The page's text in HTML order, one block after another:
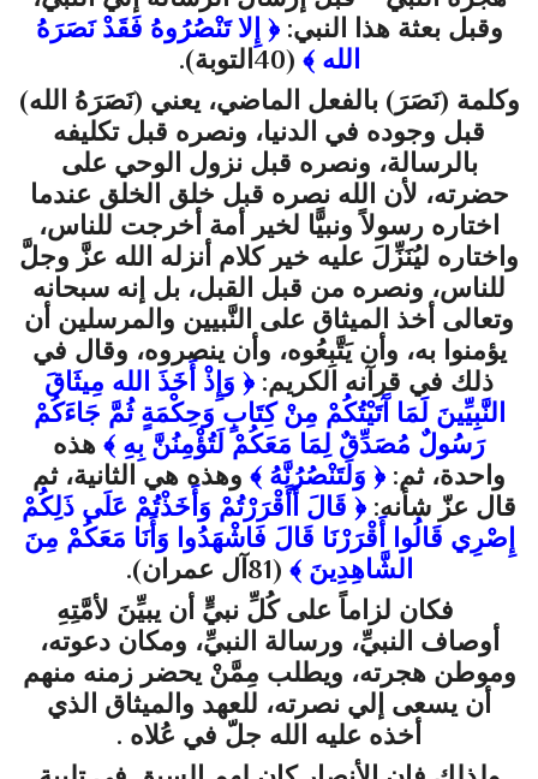
وقبل بعثة هذا النبي:﴿ إِلا تَنْصُرُوهُ فَقَدْ نَصَرَهُ
الله﴾ (40التوبة).
وكلمة (نَصَرَ) بالفعل الماضي، يعني (نَصَرَهُ الله)
قبل وجوده في الدنيا، ونصره قبل تكليفه
بالرسالة، ونصره قبل نزول الوحي على
حضرته، لأن الله نصره قبل خلق الخلق عندما
اختاره رسولاً ونبيًّا لخير أمة أخرجت للناس،
واختاره ليُنَزِّلَ عليه خير كلام أنزله الله عزَّ وجلَّ
للناس، ونصره من قبل القبل، بل إنه سبحانه
وتعالى أخذ الميثاق على النَّبيين والمرسلين أن
يؤمنوا به، وأن يَتَّبِعُوه، وأن ينصروه، وقال في
ذلك في قرآنه الكريم: ﴿ وَإِذْ أَخَذَ الله مِيثَاقَ
النَّبِيِّينَ لَمَا آَتَيْتُكُمْ مِنْ كِتَابٍ وَحِكْمَةٍ ثُمَّ جَاءَكُمْ
رَسُولٌ مُصَدِّقٌ لِمَا مَعَكُمْ لَتُؤْمِنُنَّ بِهِ ﴾ هذه
واحدة، ثم: ﴿ وَلَتَنْصُرُنَّهُ ﴾ وهذه هي الثانية، ثم
قال عزّ شأنه: ﴿ قَالَ أَأَقْرَرْتُمْ وَأَخَذْتُمْ عَلَى ذَلِكُمْ
إِصْرِي قَالُوا أَقْرَرْنَا قَالَ فَاشْهَدُوا وَأَنَا مَعَكُمْ مِنَ
الشَّاهِدِينَ ﴾ (81آل عمران
).
فكان لزاماً على كُلِّ نبيٍّ أن يبيِّنَ لأمَّتِهِ
أوصاف النبيِّ، ورسالة النبيِّ، ومكان دعوته،
وموطن هجرته، ويطلب مِمَّنْ يحضر زمنه منهم
أن يسعى إلي نصرته، للعهد والميثاق الذي
أخذه عليه الله جلّ في عُلاه .